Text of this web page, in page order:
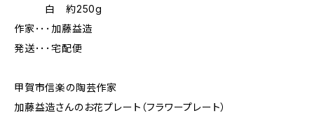
白 約250g
作家･･･加藤益造
発送･･･宅配便
甲賀市信楽の陶芸作家
加藤益造さんのお花プレート（フラワープレート）